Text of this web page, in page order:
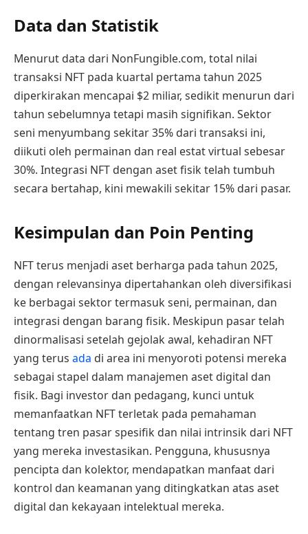
Data dan Statistik
Menurut data dari NonFungible.com, total nilai
transaksi NFT pada kuartal pertama tahun 2025
diperkirakan mencapai $2 miliar, sedikit menurun dari
tahun sebelumnya tetapi masih signifikan. Sektor
seni menyumbang sekitar 35% dari transaksi ini,
diikuti oleh permainan dan real estat virtual sebesar
30%. Integrasi NFT dengan aset fisik telah tumbuh
secara bertahap, kini mewakili sekitar 15% dari pasar.
Kesimpulan dan Poin Penting
NFT terus menjadi aset berharga pada tahun 2025,
dengan relevansinya dipertahankan oleh diversifikasi
ke berbagai sektor termasuk seni, permainan, dan
integrasi dengan barang fisik. Meskipun pasar telah
dinormalisasi setelah gejolak awal, kehadiran NFT
yang terus ada di area ini menyoroti potensi mereka
sebagai stapel dalam manajemen aset digital dan
fisik. Bagi investor dan pedagang, kunci untuk
memanfaatkan NFT terletak pada pemahaman
tentang tren pasar spesifik dan nilai intrinsik dari NFT
yang mereka investasikan. Pengguna, khususnya
pencipta dan kolektor, mendapatkan manfaat dari
kontrol dan keamanan yang ditingkatkan atas aset
digital dan kekayaan intelektual mereka.